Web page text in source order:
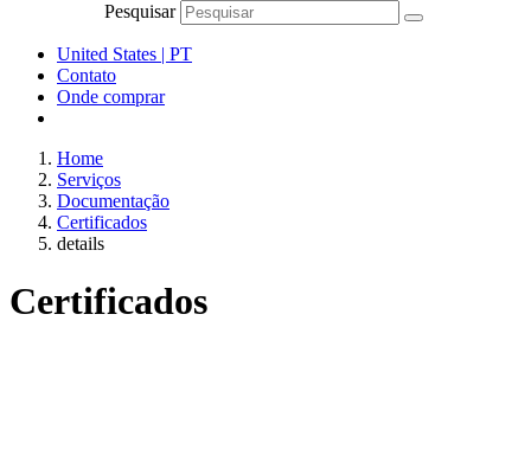
Pesquisar
United States | PT
Contato
Onde comprar
Home
Serviços
Documentação
Certificados
details
Certificados